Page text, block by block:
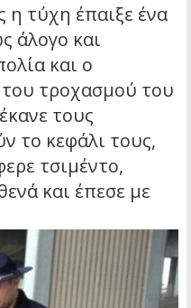
η τύχη έπαιξε ένα
άλογο και
και ο
τροχασμού του
τους
το κεφάλι τους,
τσιμέντο,
και έπεσε με